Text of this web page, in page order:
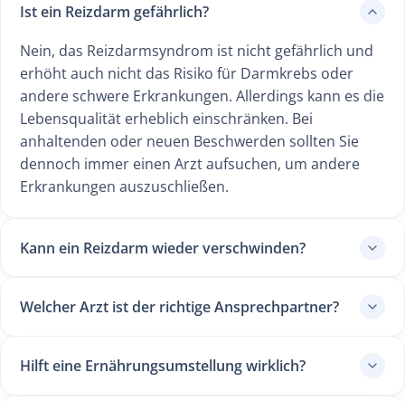
Ist ein Reizdarm gefährlich?
Nein, das Reizdarmsyndrom ist nicht gefährlich und
erhöht auch nicht das Risiko für Darmkrebs oder
andere schwere Erkrankungen. Allerdings kann es die
Lebensqualität erheblich einschränken. Bei
anhaltenden oder neuen Beschwerden sollten Sie
dennoch immer einen Arzt aufsuchen, um andere
Erkrankungen auszuschließen.
Kann ein Reizdarm wieder verschwinden?
Welcher Arzt ist der richtige Ansprechpartner?
Hilft eine Ernährungsumstellung wirklich?